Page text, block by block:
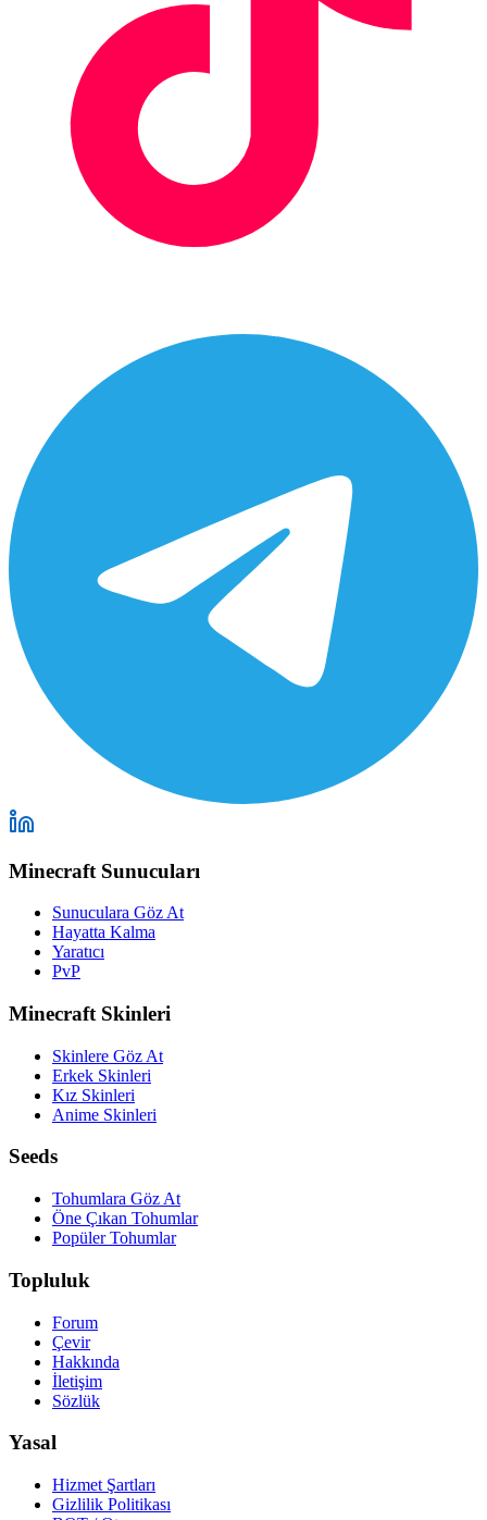
Minecraft Sunucuları
Sunuculara Göz At
Hayatta Kalma
Yaratıcı
PvP
Minecraft Skinleri
Skinlere Göz At
Erkek Skinleri
Kız Skinleri
Anime Skinleri
Seeds
Tohumlara Göz At
Öne Çıkan Tohumlar
Popüler Tohumlar
Topluluk
Forum
Çevir
Hakkında
İletişim
Sözlük
Yasal
Hizmet Şartları
Gizlilik Politikası